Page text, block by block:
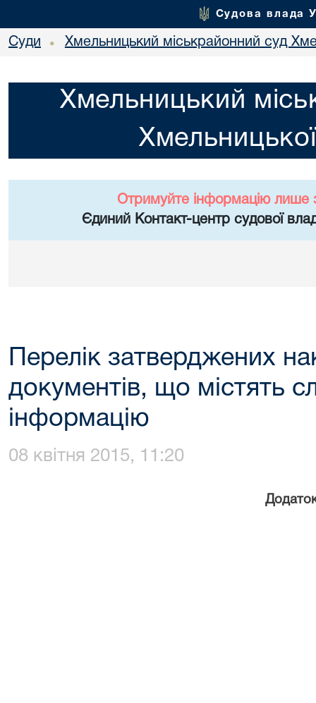
Судова влада
Суди • Хмельницький міськрайонний суд
Хмельницький
Отримуйте інформацію лише
Єдиний Контакт-центр судової
Перелік затверджених
документів, що містять
інформацію
08 квітня 2015, 11:20